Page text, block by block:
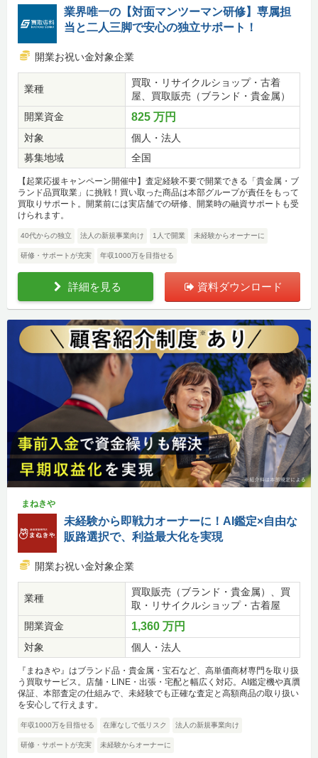
業界唯一の【対面マンツーマン研修】専属担
当と二人三脚で安心の独立サポート！
開業お祝い金対象企業
業種
買取・リサイクルショップ・古着
屋、買取販売（ブランド・貴金属）
開業資金
825 万円
対象
個人・法人
募集地域
全国
【起業応援キャンペーン開催中】査定経験不要で開業できる「貴金属・ブ
ランド品買取業」に挑戦！買い取った商品は本部グループが責任をもって
買取りサポート。開業前には実店舗での研修、開業時の融資サポートも受
けられます。
40代からの独立 法人の新規事業向け 1人で開業 未経験からオーナーに
研修・サポートが充実 年収1000万を目指せる
詳細を見る 資料ダウンロード
まねきや
未経験から即戦力オーナーに！AI鑑定×自由な
販路選択で、利益最大化を実現
開業お祝い金対象企業
業種
買取販売（ブランド・貴金属）、買
取・リサイクルショップ・古着屋
開業資金
1,360 万円
対象 個人・法人
『まねきや』はブランド品・貴金属・宝石など、高単価商材専門を取り扱
う買取サービス。店舗・LINE・出張・宅配と幅広く対応。AI鑑定機や真贋
保証、本部査定の仕組みで、未経験でも正確な査定と高額商品の取り扱い
を安心して行えます。
年収1000万を目指せる 在庫なしで低リスク 法人の新規事業向け
研修・サポートが充実 未経験からオーナーに